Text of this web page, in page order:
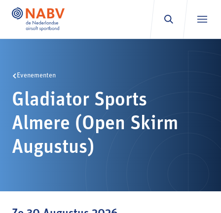
Evenementen
Gladiator Sports
Almere (Open Skirm
Augustus)